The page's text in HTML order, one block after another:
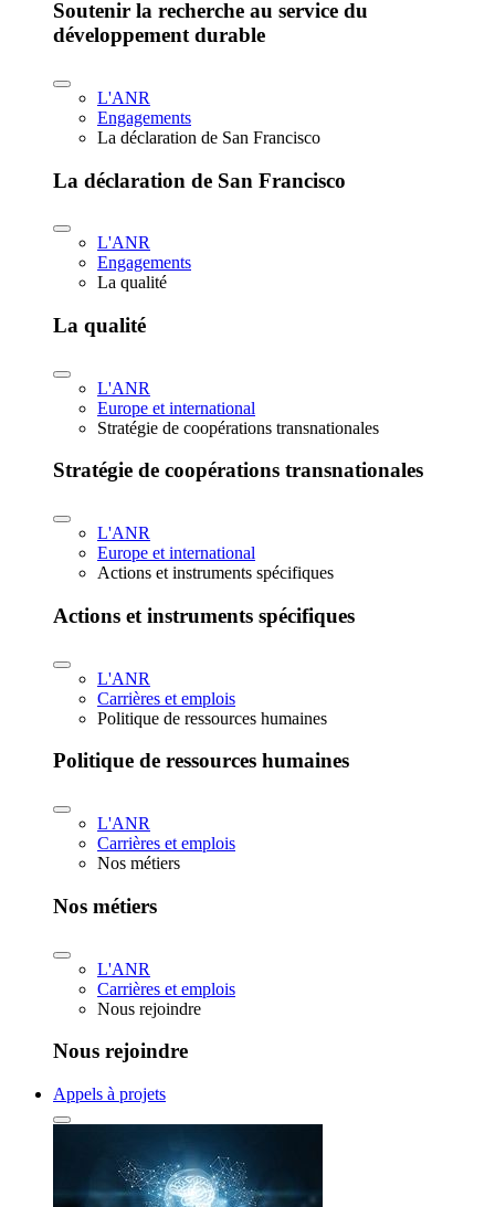
Soutenir la recherche au service du
développement durable
L'ANR
Engagements
La déclaration de San Francisco
La déclaration de San Francisco
L'ANR
Engagements
La qualité
La qualité
L'ANR
Europe et international
Stratégie de coopérations transnationales
Stratégie de coopérations transnationales
L'ANR
Europe et international
Actions et instruments spécifiques
Actions et instruments spécifiques
L'ANR
Carrières et emplois
Politique de ressources humaines
Politique de ressources humaines
L'ANR
Carrières et emplois
Nos métiers
Nos métiers
L'ANR
Carrières et emplois
Nous rejoindre
Nous rejoindre
Appels à projets